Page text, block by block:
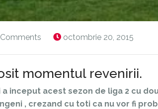
octombrie 20, 2015
momentul revenirii.
a inceput acest sezon de liga 2 cu
, crezand cu toti ca nu vor fi